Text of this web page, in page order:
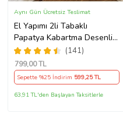
El Yapımı 2li Tabaklı
Papatya Kabartma Desenli
Beren Kupa - Seviyor
Sevmiyor
(141)
Aynı Gün Ücretsiz Teslimat
799,00 TL
Sepette %25 İndirim 599,25 TL
63,91 TL'den Başlayan Taksitlerle